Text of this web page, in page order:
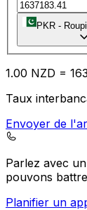
PKR -
1.00 NZD = 16
Taux
Envoyer de
Parlez avec
pouvons
Planifier un